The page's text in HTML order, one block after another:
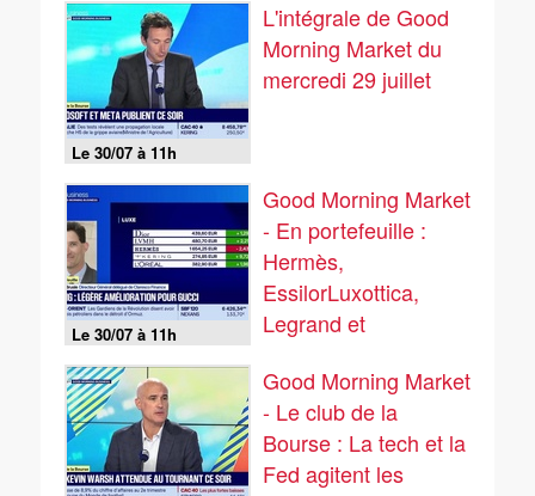
Le 30/07 à 11h
L'intégrale de Good
Morning Market du
mercredi 29 juillet
Le 30/07 à 11h
Good Morning Market
- En portefeuille :
Hermès,
EssilorLuxottica,
Legrand et
Alpes - 29/07
Good Morning Market
- Le club de la
Bourse : La tech et la
Fed agitent les